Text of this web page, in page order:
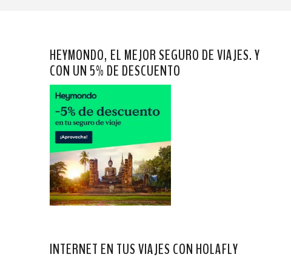
HEYMONDO, EL MEJOR SEGURO DE VIAJES. Y
CON UN 5% DE DESCUENTO
INTERNET EN TUS VIAJES CON HOLAFLY